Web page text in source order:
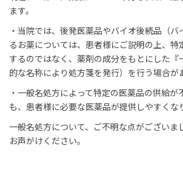
ます。
・当院では、後発医薬品やバイオ後続品（バ
るお薬については、患者様にご説明の上、特
するのではなく、薬剤の成分をもとにした『
的な名称により処方箋を発行）を行う場合が
・一般名処方によって特定の医薬品の供給が
も、患者様に必要な医薬品が提供しやすくな
一般名処方について、ご不明な点がございま
お声がけください。